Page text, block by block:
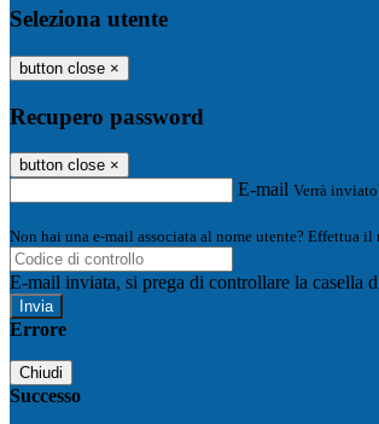
Seleziona utente
button close ×
Recupero password
button close ×
E-mail Verrà
Non hai una e-mail associata al nome utente? Effettua il
E-mail inviata, si prega di controllare la casella
Errore
Chiudi
Successo